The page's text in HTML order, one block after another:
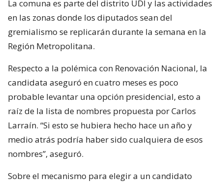
La comuna es parte del distrito UDI y las actividades
en las zonas donde los diputados sean del
gremialismo se replicarán durante la semana en la
Región Metropolitana.
Respecto a la polémica con Renovación Nacional, la
candidata aseguró en cuatro meses es poco
probable levantar una opción presidencial, esto a
raíz de la lista de nombres propuesta por Carlos
Larraín. “Si esto se hubiera hecho hace un año y
medio atrás podría haber sido cualquiera de esos
nombres”, aseguró.
Sobre el mecanismo para elegir a un candidato